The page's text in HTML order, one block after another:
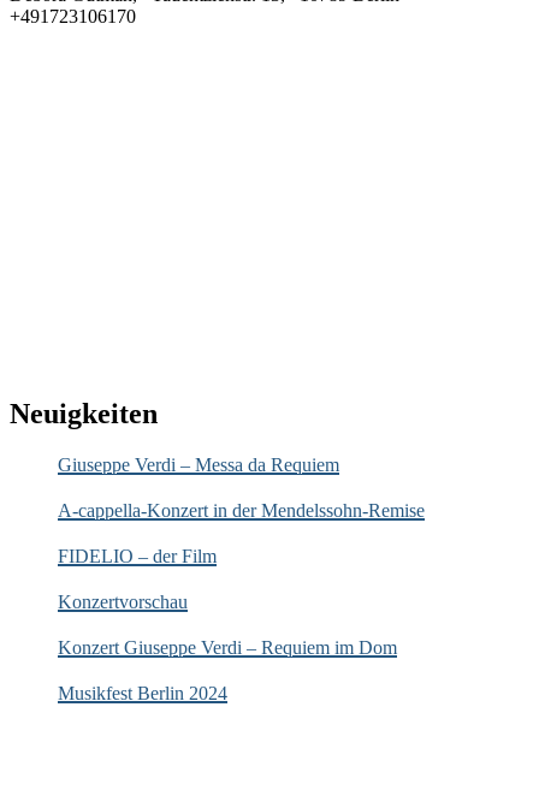
+491723106170
Neuigkeiten
Giuseppe Verdi – Messa da Requiem
A-cappella-Konzert in der Mendelssohn-Remise
FIDELIO – der Film
Konzertvorschau
Konzert Giuseppe Verdi – Requiem im Dom
Musikfest Berlin 2024